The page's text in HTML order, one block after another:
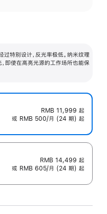
过特别设计，反光率极低。纳米纹理
即使在高亮光源的工作场所也能保
RMB 11,999 起
或 RMB 500/月 (24 期) 起
RMB 14,499 起
或 RMB 605/月 (24 期) 起